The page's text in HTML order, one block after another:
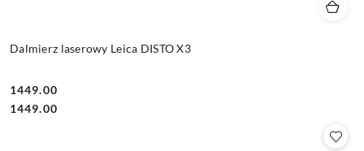
Dalmierz laserowy Leica DISTO X3
Cena:
1449.00
Cena:
1449.00